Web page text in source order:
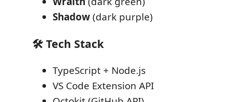
Shadow(dark purple)
🛠️ Tech Stack
TypeScript + Node.js
VS Code Extension API